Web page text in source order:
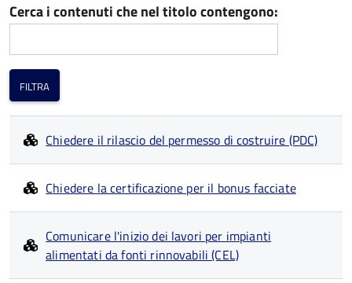
Cerca i contenuti che nel titolo contengono:
Chiedere il rilascio del permesso di costruire (PDC)
Chiedere la certificazione per il bonus facciate
Comunicare l'inizio dei lavori per impianti
alimentati da fonti rinnovabili (CEL)